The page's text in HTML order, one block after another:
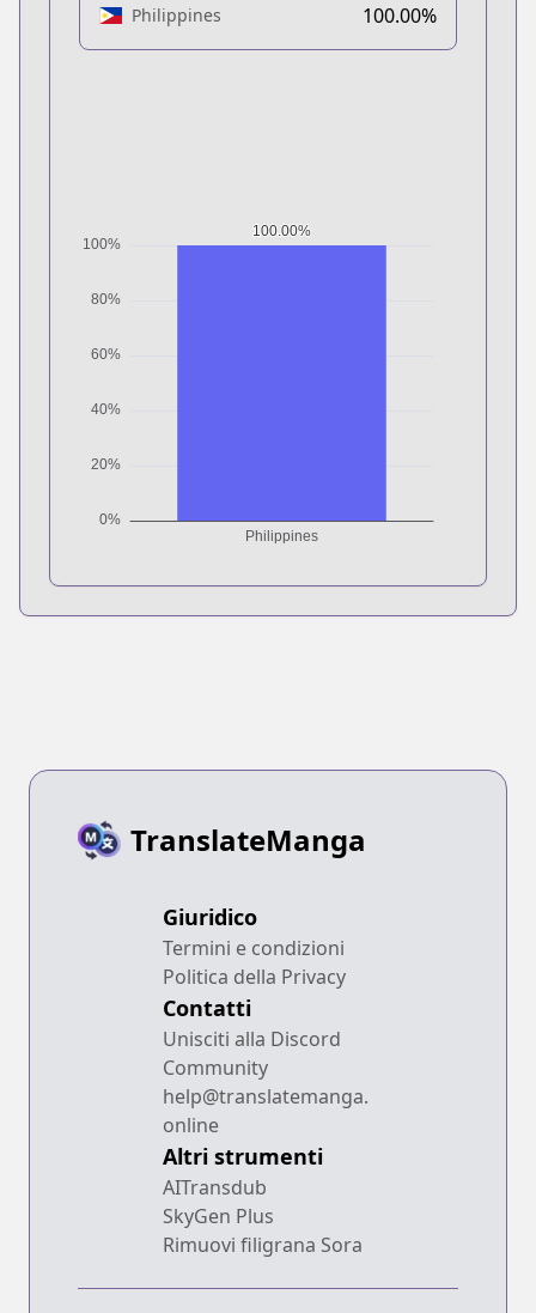
Philippines 100.00%
TranslateManga
Giuridico
Termini e condizioni
Politica della Privacy
Contatti
Unisciti alla Discord
Community
help@translatemanga.
online
Altri strumenti
AITransdub
SkyGen Plus
Rimuovi filigrana Sora